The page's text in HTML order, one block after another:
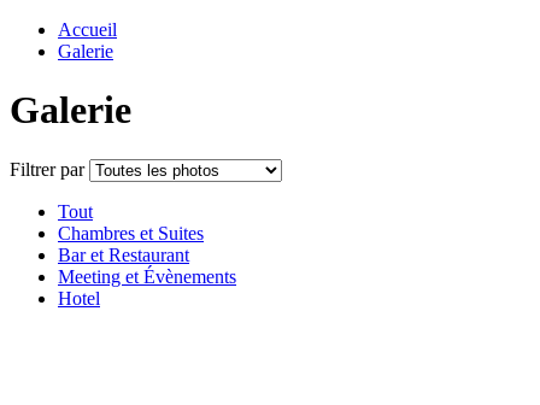
Accueil
Galerie
Galerie
Filtrer par
Tout
Chambres et Suites
Bar et Restaurant
Meeting et Évènements
Hotel